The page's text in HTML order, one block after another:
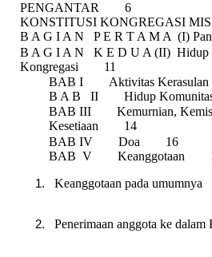
PENGANTAR 6
KONSTITUSI KONGREGASI
B A G I A N P E R T A M A (I)
B A G I A N K E D U A (II) Hidup
Kongregasi 11
BAB I Aktivitas
B A B II Hidup
BAB III Kemurnian,
Kesetiaan 14
BAB IV Doa 16
BAB V Keanggotaan
Keanggotaan pada
Penerimaan anggota ke